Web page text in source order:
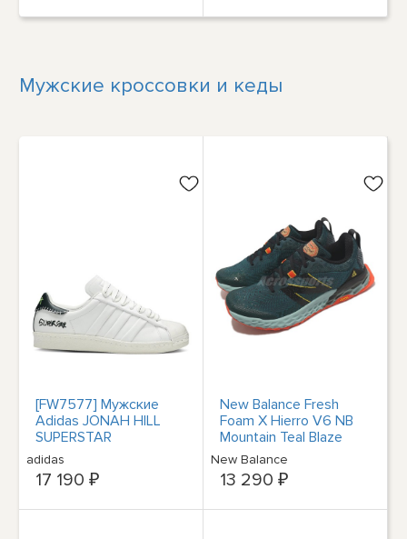
Мужские кроссовки и кеды
[FW7577] Мужские
Adidas JONAH HILL
SUPERSTAR
adidas
17 190 ₽
New Balance Fresh
Foam X Hierro V6 NB
Mountain Teal Blaze
Men Running
MTHIERG6-D
New Balance
13 290 ₽